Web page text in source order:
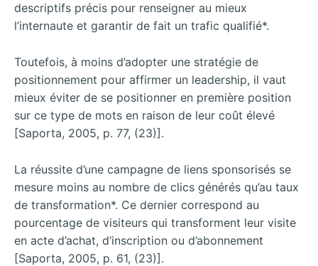
descriptifs précis pour renseigner au mieux
l’internaute et garantir de fait un trafic qualifié*.
Toutefois, à moins d’adopter une stratégie de
positionnement pour affirmer un leadership, il vaut
mieux éviter de se positionner en première position
sur ce type de mots en raison de leur coût élevé
[Saporta, 2005, p. 77, (23)].
La réussite d’une campagne de liens sponsorisés se
mesure moins au nombre de clics générés qu’au taux
de transformation*. Ce dernier correspond au
pourcentage de visiteurs qui transforment leur visite
en acte d’achat, d’inscription ou d’abonnement
[Saporta, 2005, p. 61, (23)].